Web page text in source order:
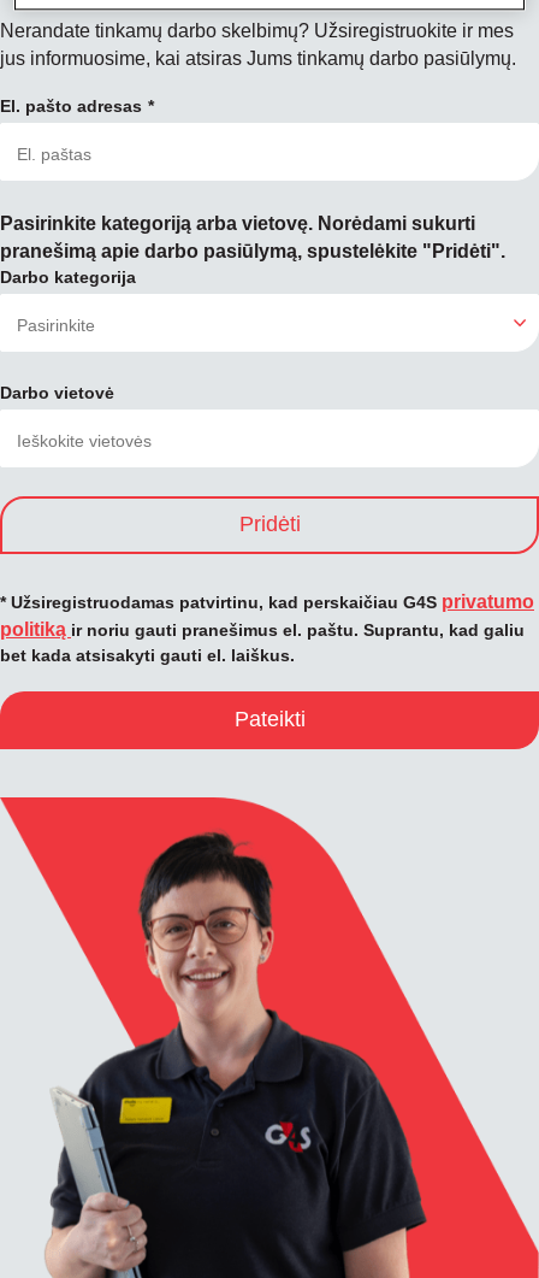
Nerandate tinkamų darbo skelbimų? Užsiregistruokite ir mes
jus informuosime, kai atsiras Jums tinkamų darbo pasiūlymų.
El. pašto adresas
Pasirinkite kategoriją arba vietovę. Norėdami sukurti
pranešimą apie darbo pasiūlymą, spustelėkite "Pridėti".
Darbo kategorija
Darbo vietovė
Pridėti
* Užsiregistruodamas patvirtinu, kad perskaičiau G4S privatumo
politiką ir noriu gauti pranešimus el. paštu. Suprantu, kad galiu
bet kada atsisakyti gauti el. laiškus.
Pateikti